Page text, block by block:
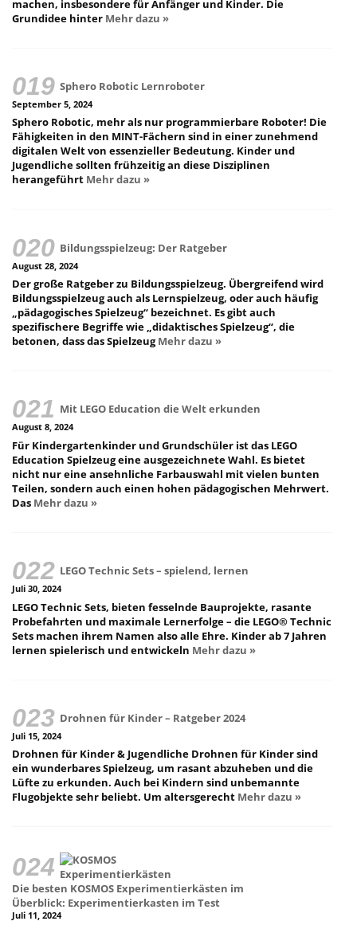
machen, insbesondere für Anfänger und Kinder. Die
Grundidee hinter Mehr dazu »
Sphero Robotic Lernroboter
September 5, 2024
Sphero Robotic, mehr als nur programmierbare Roboter! Die
Fähigkeiten in den MINT-Fächern sind in einer zunehmend
digitalen Welt von essenzieller Bedeutung. Kinder und
Jugendliche sollten frühzeitig an diese Disziplinen
herangeführt Mehr dazu »
Bildungsspielzeug: Der Ratgeber
August 28, 2024
Der große Ratgeber zu Bildungsspielzeug. Übergreifend wird
Bildungsspielzeug auch als Lernspielzeug, oder auch häufig
„pädagogisches Spielzeug“ bezeichnet. Es gibt auch
spezifischere Begriffe wie „didaktisches Spielzeug“, die
betonen, dass das SpielzeugMehr dazu »
Mit LEGO Education die Welt erkunden
August 8, 2024
Für Kindergartenkinder und Grundschüler ist das LEGO
Education Spielzeug eine ausgezeichnete Wahl. Es bietet
nicht nur eine ansehnliche Farbauswahl mit vielen bunten
Teilen, sondern auch einen hohen pädagogischen Mehrwert.
Das Mehr dazu »
LEGO Technic Sets – spielend, lernen
Juli 30, 2024
LEGO Technic Sets, bieten fesselnde Bauprojekte, rasante
Probefahrten und maximale Lernerfolge – die LEGO® Technic
Sets machen ihrem Namen also alle Ehre. Kinder ab 7 Jahren
lernen spielerisch und entwickeln Mehr dazu »
Drohnen für Kinder – Ratgeber 2024
Juli 15, 2024
Drohnen für Kinder & Jugendliche Drohnen für Kinder sind
ein wunderbares Spielzeug, um rasant abzuheben und die
Lüfte zu erkunden. Auch bei Kindern sind unbemannte
Flugobjekte sehr beliebt. Um altersgerecht Mehr dazu »
Die besten KOSMOS Experimentierkästen im
Überblick: Experimentierkasten im Test
Juli 11, 2024